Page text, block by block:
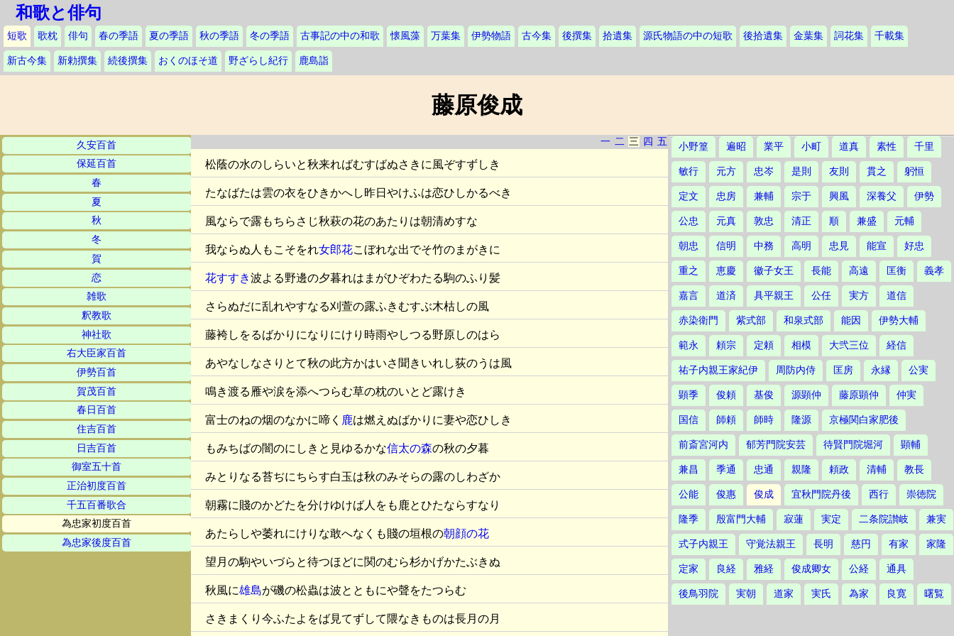
和歌と俳句
短歌 歌枕 俳句 春の季語 夏の季語 秋の季語 冬の季語 古事記の中の和歌 懐風藻 万葉集 伊勢物語 古今集 後撰集 拾遺集 源氏物語の中の短歌 後拾遺集 金葉集 詞花集 千載集
新古今集 新勅撰集 続後撰集 おくのほそ道 野ざらし紀行 鹿島詣
藤原俊成
久安百首
保延百首
春
夏
秋
冬
賀
恋
雑歌
釈教歌
神社歌
右大臣家百首
伊勢百首
賀茂百首
春日百首
住吉百首
日吉百首
御室五十首
正治初度百首
千五百番歌合
為忠家初度百首
為忠家後度百首
一 二 三 四 五
松蔭の水のしらいと秋来ればむすばぬさきに風ぞすずしき
たなばたは雲の衣をひきかへし昨日やけふは恋ひしかるべき
風ならで露もちらさじ秋萩の花のあたりは朝清めすな
我ならぬ人もこそをれ女郎花こぼれな出でそ竹のまがきに
花すすき波よる野邊の夕暮れはまがひぞわたる駒のふり髪
さらぬだに乱れやすなる刈萱の露ふきむすぶ木枯しの風
藤袴しをるばかりになりにけり時雨やしつる野原しのはら
あやなしなさりとて秋の此方かはいさ聞きいれし荻のうは風
鳴き渡る雁や涙を添へつらむ草の枕のいとど露けき
富士のねの烟のなかに啼く 鹿は燃えぬばかりに妻や恋ひしき
もみちばの闇のにしきと見ゆるかな信太の森の秋の夕暮
みとりなる苔ぢにちらす白玉は秋のみそらの露のしわざか
朝霧に賤のかどたを分けゆけば人をも鹿とひたならすなり
あたらしや萎れにけりな敢へなくも賤の垣根の朝顔の花
望月の駒やいづらと待つほどに関のむら杉かげかたぶきぬ
秋風に雄島が磯の松蟲は波とともにや聲をたつらむ
さきまくり今ふたよをば見てずして隈なきものは長月の月
小野篁 遍昭 業平 小町 道真 素性 千里
敏行 元方 忠岑 是則 友則 貫之 躬恒
定文 忠房 兼輔 宗于 興風 深養父 伊勢
公忠 元真 敦忠 清正 順 兼盛 元輔
朝忠 信明 中務 高明 忠見 能宣 好忠
重之 恵慶 徽子女王 長能 高遠 匡衡 義孝
嘉言 道済 具平親王 公任 実方 道信
赤染衛門 紫式部 和泉式部 能因 伊勢大輔
範永 頼宗 定頼 相模 大弐三位 経信
祐子内親王家紀伊 周防内侍 匡房 永縁 公実
顕季 俊頼 基俊 源顕仲 藤原顕仲 仲実
国信 師頼 師時 隆源 京極関白家肥後
前斎宮河内 郁芳門院安芸 待賢門院堀河 顕輔
兼昌 季通 忠通 親隆 頼政 清輔 教長
公能 俊惠 俊成 宜秋門院丹後 西行 崇徳院
隆季 殷富門大輔 寂蓮 実定 二条院讃岐 兼実
式子内親王 守覚法親王 長明 慈円 有家 家隆
定家 良経 雅経 俊成卿女 公経 通具
後鳥羽院 実朝 道家 実氏 為家 良寛 曙覧